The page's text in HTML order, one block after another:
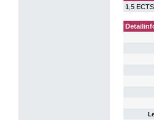
1,5 ECTS